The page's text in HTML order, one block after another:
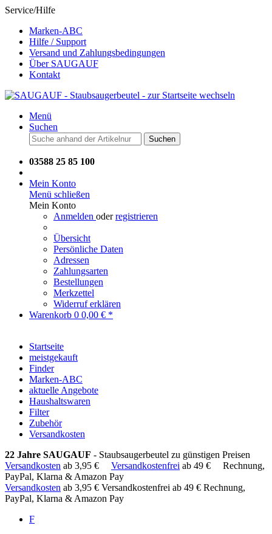
Service/Hilfe
Marken-ABC
Hilfe / Support
Versand und Zahlungsbedingungen
Über SAUGAUF
Kontakt
Menü
Suchen
Suchen
03588 25 85 100
Mein Konto
Menü schließen
Mein Konto
Anmelden oderregistrieren
Übersicht
Persönliche Daten
Adressen
Zahlungsarten
Bestellungen
Merkzettel
Widerruf erklären
Warenkorb 0 0,00 € *
Startseite
meistgekauft
Finder
Marken-ABC
aktuelle Angebote
Haushaltswaren
Filter
Zubehör
Versandkosten
22 Jahre SAUGAUF - Staubsaugerbeutel zu günstigen Preisen
Versandkosten ab 3,95 € Versandkostenfrei ab 49 €
Rechnung,
PayPal, Klarna & Amazon Pay
Versandkosten ab 3,95 € Versandkostenfrei ab 49 € Rechnung,
PayPal, Klarna & Amazon Pay
F